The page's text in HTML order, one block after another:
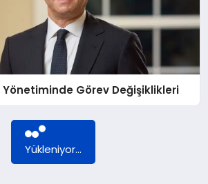
Yönetiminde Görev Değişiklikleri
Yükleniyor...